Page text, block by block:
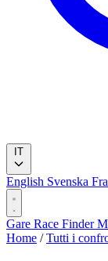
English Svenska
Gare Race Finder
Home / Tutti i